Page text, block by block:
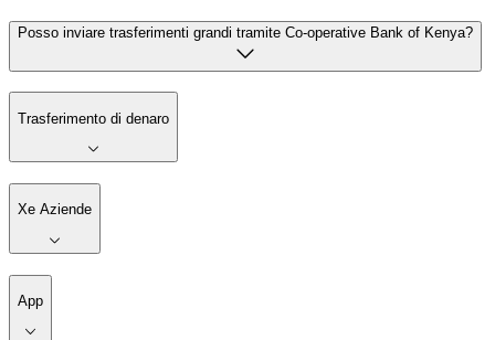
Posso inviare trasferimenti grandi tramite Co-operative Bank of Kenya?
Trasferimento di denaro
Xe Aziende
App